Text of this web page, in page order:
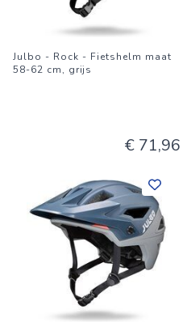
Julbo - Rock - Fietshelm maat
58-62 cm, grijs
€ 71,96